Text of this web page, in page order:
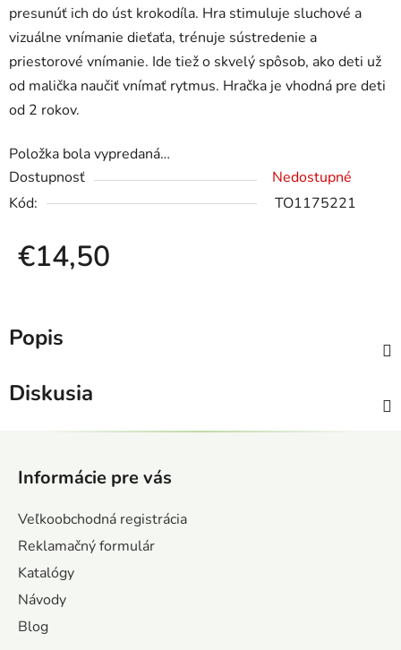
presunúť ich do úst krokodíla. Hra stimuluje sluchové a
vizuálne vnímanie dieťaťa, trénuje sústredenie a
priestorové vnímanie. Ide tiež o skvelý spôsob, ako deti už
od malička naučiť vnímať rytmus. Hračka je vhodná pre deti
od 2 rokov.
Položka bola vypredaná…
Dostupnosť
Nedostupné
Kód:
TO1175221
€14,50
Popis
Diskusia
Informácie pre vás
Veľkoobchodná registrácia
Reklamačný formulár
Katalógy
Návody
Blog